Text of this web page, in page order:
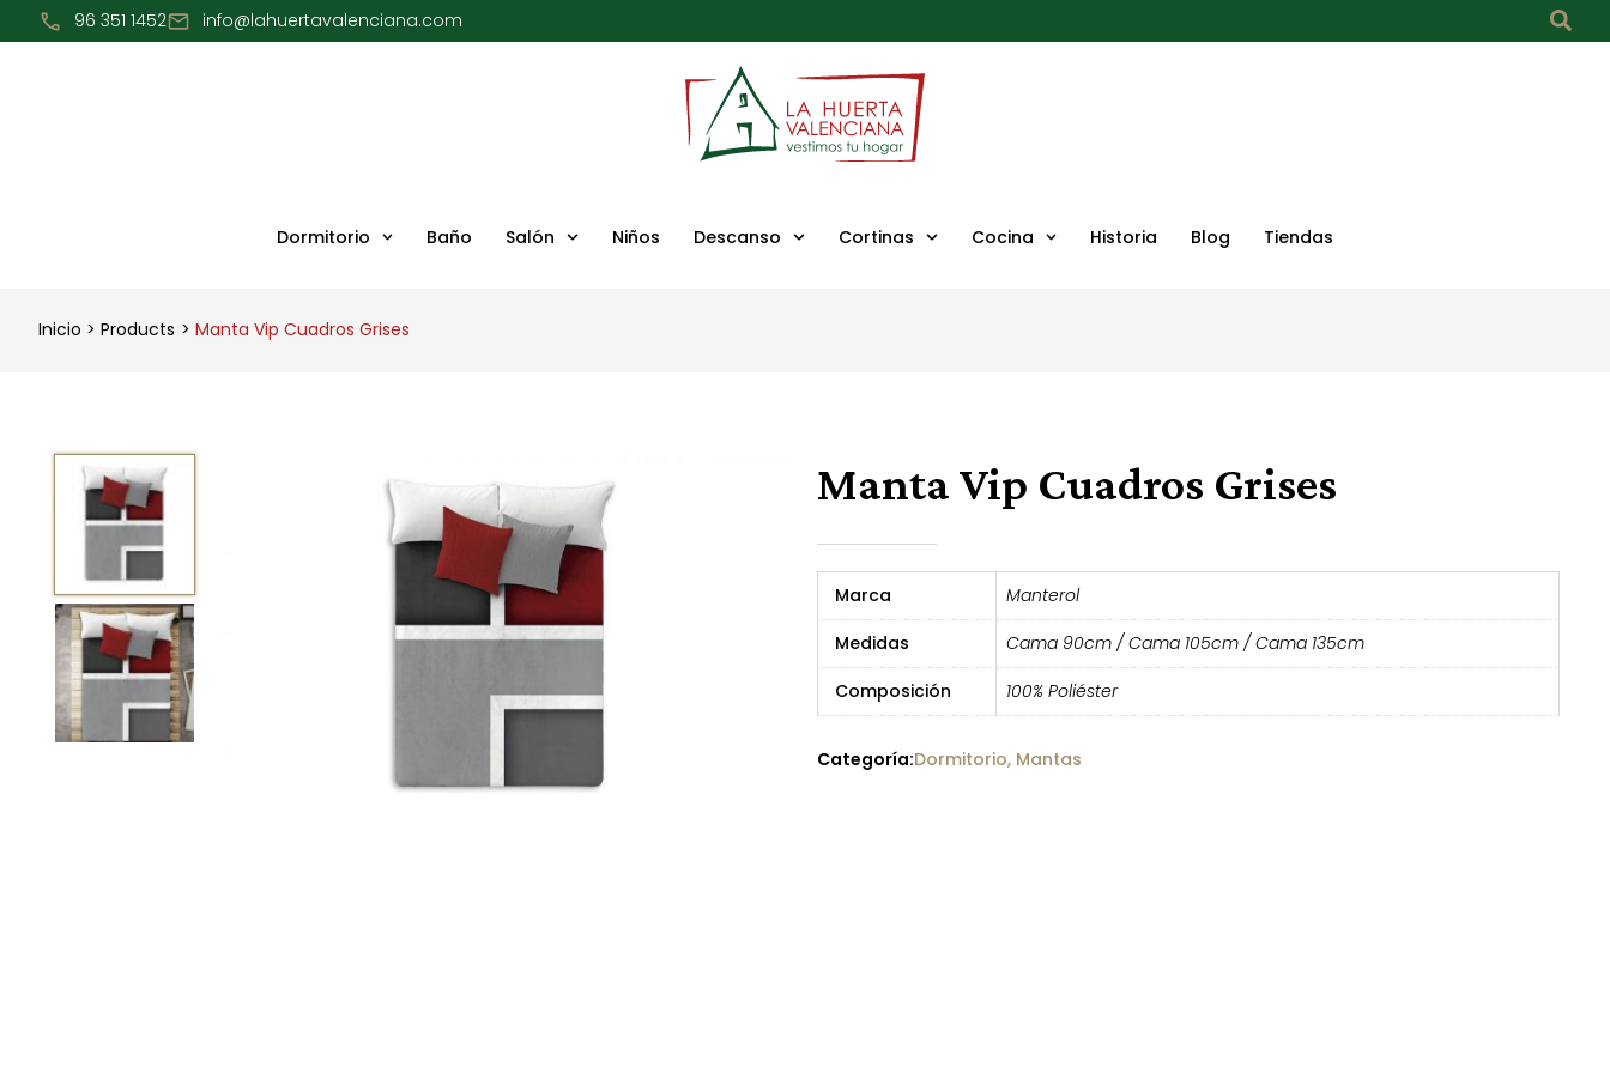
al
96 351 1452 info@lahuertavalenciana.com
Dormitorio Baño Salón Niños Descanso Cortinas Cocina Historia Blog Tiendas
Inicio Products Manta Vip Cuadros Grises
Manta Vip Cuadros Grises
Marca
Manterol
Medidas
Cama 90cm / Cama 105cm / Cama 135cm
Composición
100% Poliéster
Categoría:Dormitorio, Mantas